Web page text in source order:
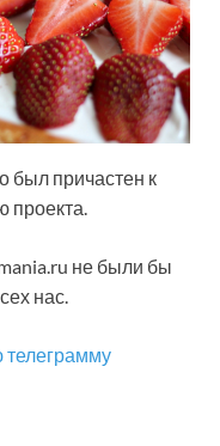
был причастен к
проекта.
не были бы
нас.
телеграмму